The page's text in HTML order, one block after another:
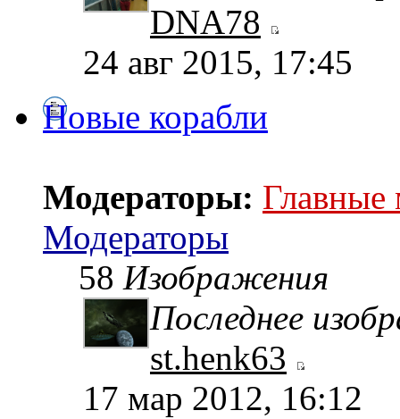
DNA78
24 авг 2015, 17:45
Новые корабли
Модераторы: Главные
Модераторы
58 Изображения
Последнее
st.henk63
17 мар 2012, 16:12